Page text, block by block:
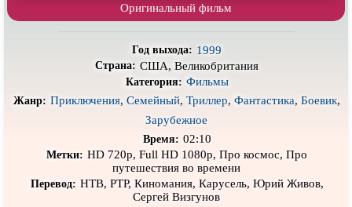
Про маньяков и
Про оборотней
Про подростков
Про путешествияво времени Про роботов
Про собак Про снайперов
Про супергероев Про танки
Оригинальный фильм
Год выхода: 1999
Страна: США, Великобритания
Категория: Фильмы
Жанр: Приключения, Семейный, Триллер, Фантастика, Боевик,
Зарубежное
Время: 02:10
Метки: HD 720p, Full HD 1080p, Про космос, Про
путешествия во времени
Перевод: НТВ, РТР, Киномания, Карусель, Юрий Живов,
Сергей Визгунов